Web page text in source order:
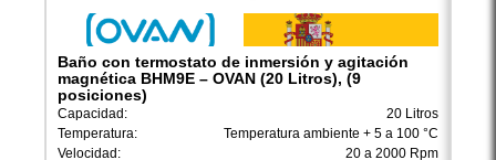
Baño con termostato de inmersión y agitación
magnética BHM9E – OVAN (20 Litros), (9
posiciones)
Capacidad:
20 Litros
Temperatura:
Temperatura ambiente + 5 a 100 °C
Velocidad:
20 a 2000 Rpm